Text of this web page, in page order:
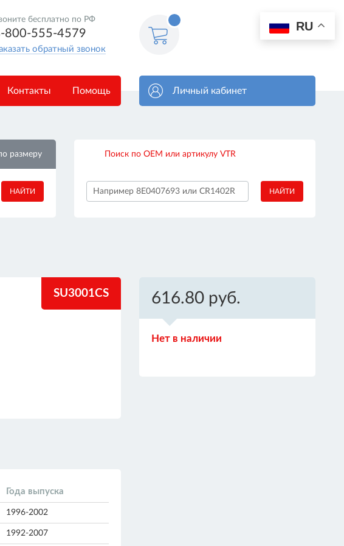
RU
бесплатно по РФ
800-555-4579
обратный звонок
Контакты Помощь Личный кабинет
НАЙТИ
размеру Поиск по OEM или артикулу VTR
НАЙТИ
SU3001CS
Года выпуска
1996-2002
1992-2007
616.80 руб.
Нет в наличии